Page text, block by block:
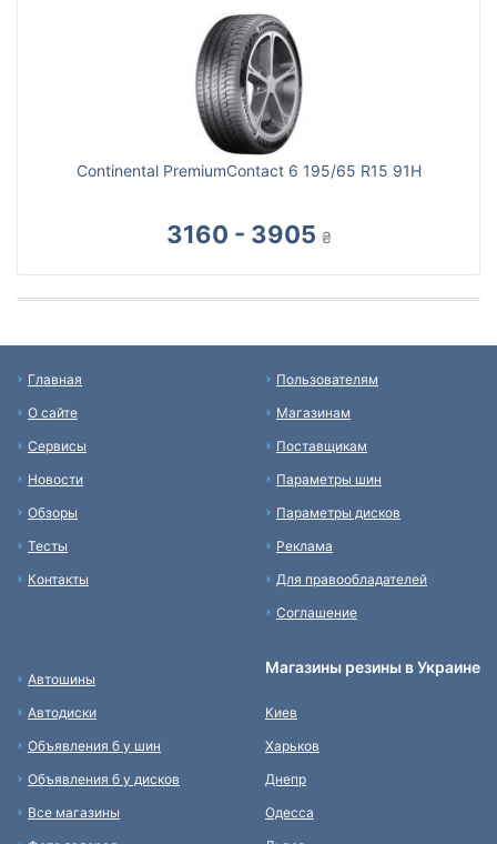
Continental PremiumContact 6 195/65 R15 91H
3160 - 3905 ₴
Главная
О сайте
Сервисы
Новости
Обзоры
Тесты
Контакты
Пользователям
Магазинам
Поставщикам
Параметры шин
Параметры дисков
Реклама
Для правообладателей
Соглашение
Автошины
Автодиски
Объявления б у шин
Объявления б у дисков
Все магазины
Магазины резины в Украине
Киев
Харьков
Днепр
Одесса